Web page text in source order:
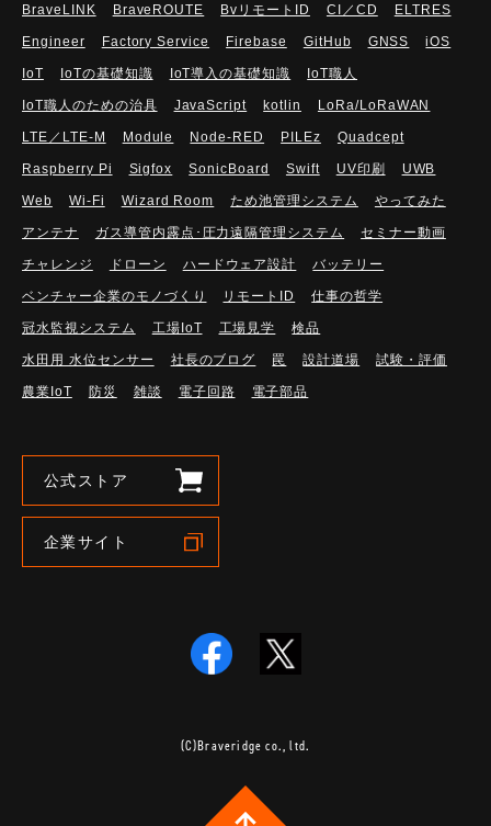
BraveLINK BraveROUTE BvリモートID CI／CD ELTRES
Engineer Factory Service Firebase GitHub GNSS iOS
IoT IoTの基礎知識 IoT導入の基礎知識 IoT職人
IoT職人のための治具 JavaScript kotlin LoRa/LoRaWAN
LTE／LTE-M Module Node-RED PILEz Quadcept
Raspberry Pi Sigfox SonicBoard Swift UV印刷 UWB
Web Wi-Fi Wizard Room ため池管理システム やってみた
アンテナ ガス導管内露点･圧力遠隔管理システム セミナー動画
チャレンジ ドローン ハードウェア設計 バッテリー
ベンチャー企業のモノづくり リモートID 仕事の哲学
冠水監視システム 工場IoT 工場見学 検品
水田用 水位センサー 社長のブログ 罠 設計道場 試験・評価
農業IoT 防災 雑談 電子回路 電子部品
公式ストア
企業サイト
(C)Braveridge co., ltd.